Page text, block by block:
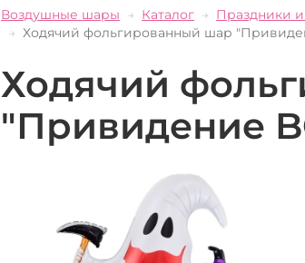
Воздушные шары Каталог Праздники
Ходячий фольгированный шар
Ходячий
"Привидение